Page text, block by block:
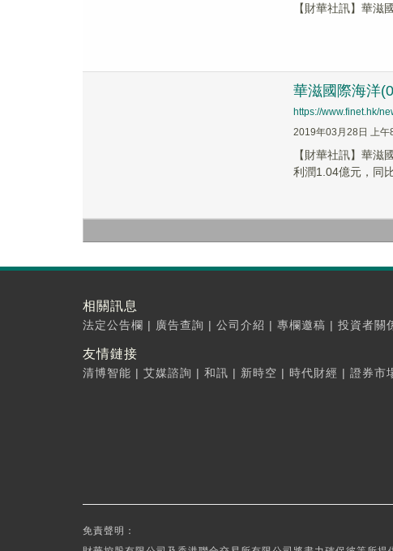
【財華社訊】華
華滋國際海洋
https://www.finet.hk/
2019年03月28日 上午
【財華社訊】華
利潤1.04億元，同比
相關訊息
法定公告欄 | 廣告查詢 | 公司介紹 | 專欄邀稿 | 投資者關
友情鏈接
清博智能 | 艾媒諮詢 | 和訊 | 新時空 | 時代財經 | 證券市
免責聲明：